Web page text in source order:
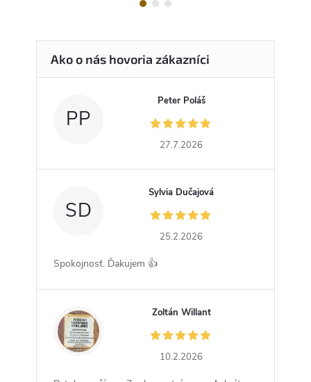
PP
Peter Poláš
27.7.2026
SD
Sylvia Dučajová
25.2.2026
Spokojnosť. Ďakujem 👍
ZW
Zoltán Willant
10.2.2026